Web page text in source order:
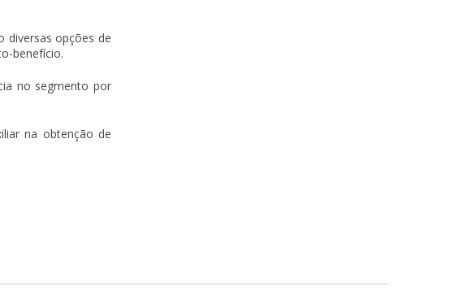
diversas opções de
benefício.
no segmento por
na obtenção de